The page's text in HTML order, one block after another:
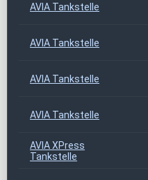
AVIA Tankstelle
AVIA Tankstelle
AVIA Tankstelle
AVIA Tankstelle
AVIA XPress
Tankstelle